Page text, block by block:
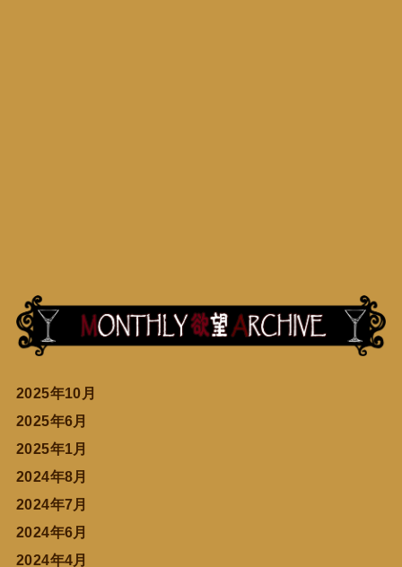
2025年10月
2025年6月
2025年1月
2024年8月
2024年7月
2024年6月
2024年4月